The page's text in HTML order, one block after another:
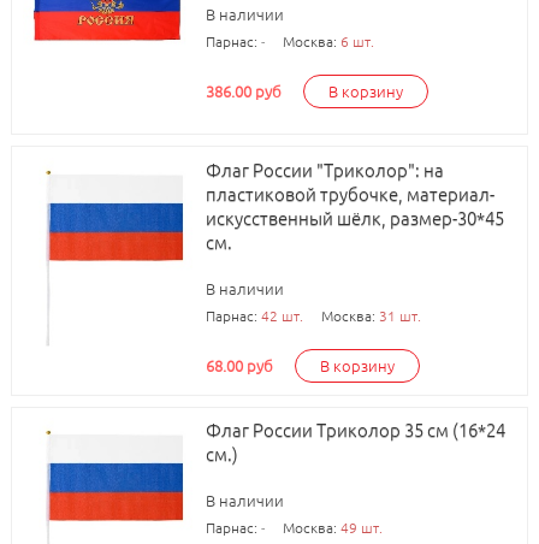
В наличии
Парнас: - Москва: 6 шт.
386.00 руб В корзину
Флаг России "Триколор": на
пластиковой трубочке, материал-
искусственный шёлк, размер-30*45
см.
В наличии
Парнас: 42 шт. Москва: 31 шт.
68.00 руб В корзину
Флаг России Триколор 35 см (16*24
см.)
В наличии
Парнас: - Москва: 49 шт.